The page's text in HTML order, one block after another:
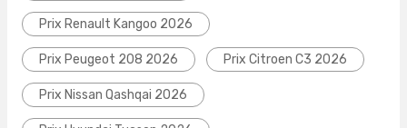
Prix Renault Kangoo 2026
Prix Peugeot 208 2026 Prix Citroen C3 2026
Prix Nissan Qashqai 2026